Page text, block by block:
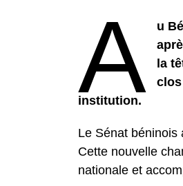
A
u
la
institution.
Le Sénat béninois
Cette nouvelle
nationale et